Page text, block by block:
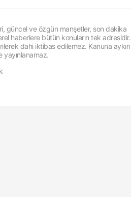
güncel ve özgün manşetler, son dakika
haberlere bütün konuların tek adresidir.
dahi iktibas edilemez. Kanuna aykırı